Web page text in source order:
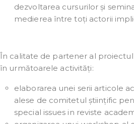
dezvoltarea cursurilor și
medierea între toți actorii
În calitate de partener al
în următoarele activități:
elaborarea unei serii articole
alese de comitetul științific
special issues in reviste